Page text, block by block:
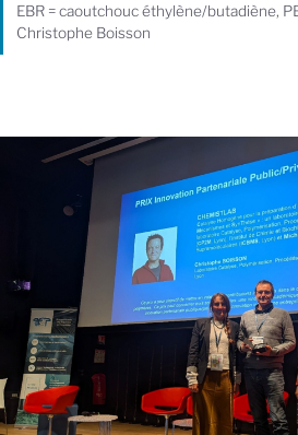
EBR = caoutchouc éthylène/butadiène,
Christophe Boisson